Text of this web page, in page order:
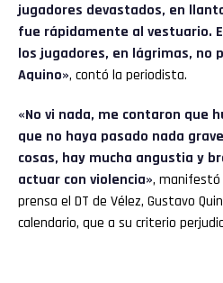
jugadores devastados, en
fue rápidamente al vestuario.
los jugadores, en lágrimas, no
Aquino», contó la periodista.
«No vi nada, me contaron que
que no haya pasado nada
cosas, hay mucha angustia y
actuar con violencia», manifestó
prensa el DT de Vélez, Gustavo
calendario, que a su criterio